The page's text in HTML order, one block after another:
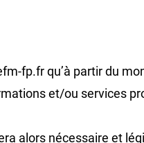
fp.fr qu’à partir du
et/ou services
alors nécessaire et